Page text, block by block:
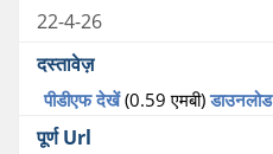
22-4-26
पीडीएफ देखें(0.59 एमबी)डाउनलोड